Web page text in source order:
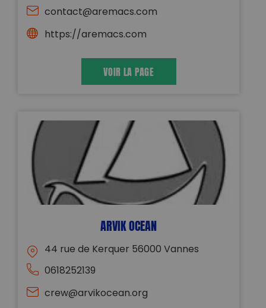
contact@aremacs.com
https://aremacs.com
VOIR LA PAGE
ARVIK OCEAN
44 rue de Kerquer 56000 Vannes
0618252139
crew@arvikocean.org